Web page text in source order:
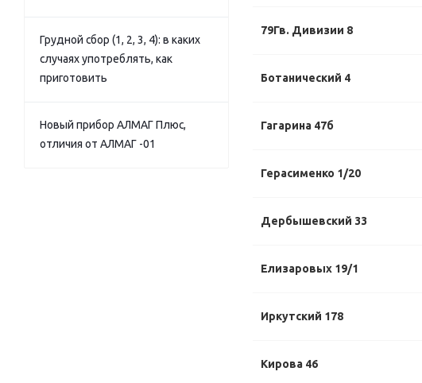
79Гв. Дивизии 8
Ботанический 4
Гагарина 47б
Герасименко 1/20
Дербышевский 33
Елизаровых 19/1
Иркутский 178
Кирова 46
Грудной сбор (1, 2, 3, 4): в каких
случаях употреблять, как
приготовить
Новый прибор АЛМАГ Плюс,
отличия от АЛМАГ -01